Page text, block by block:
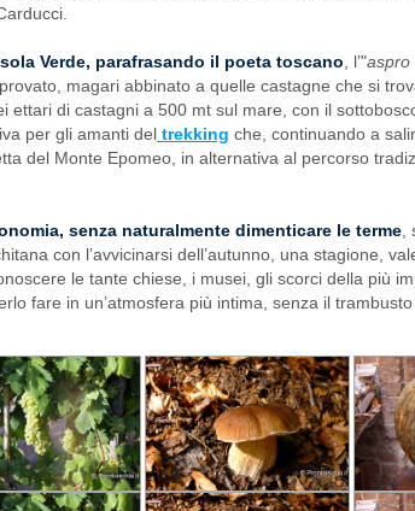
Verde, parafrasando il poeta toscano , l’"aspro
magari abbinato a quelle castagne che si
ettari di castagni a 500 mt sul mare, con il
per gli amanti del trekking che, continuando a
del Monte Epomeo, in alternativa al percorso
senza naturalmente dimenticare le terme
con l’avvicinarsi dell’autunno, una stagione,
le tante chiese, i musei, gli scorci della più
fare in un’atmosfera più intima, senza il trambusto